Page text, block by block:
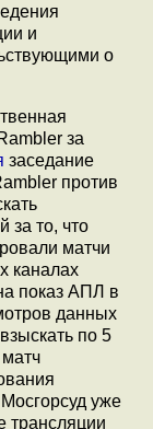
и
о
за
заседание
против
за то, что
матчи
каналах
показ АПЛ в
данных
по 5
уже
трансляции